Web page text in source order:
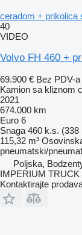
ceradom + prikolica
40
VIDEO
Volvo FH 460 +
69.900 € Bez PDV-a
Kamion sa kliznom
2021
674.000 km
Euro 6
Snaga 460 k.s. (338
115,32 m³
pneumatski/
Poljska,
IMPERIUM TRUCK
Kontaktirajte